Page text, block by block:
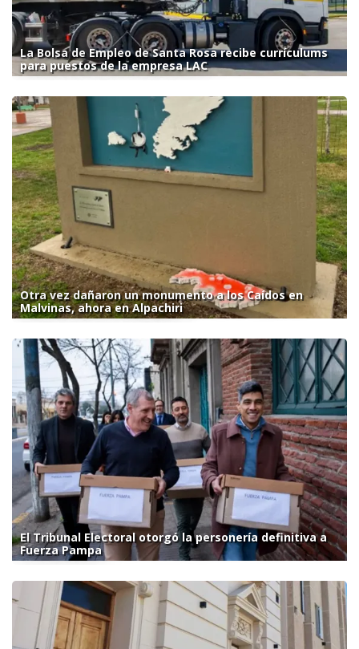
La Bolsa de Empleo de Santa Rosa recibe currículums
para puestos de la empresa LAC
Otra vez dañaron un monumento a los Caídos en
Malvinas, ahora en Alpachiri
El Tribunal Electoral otorgó la personería definitiva a
Fuerza Pampa